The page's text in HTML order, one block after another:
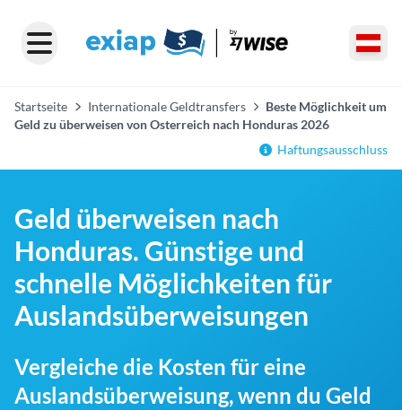
Startseite Internationale Geldtransfers
Beste Möglichkeit um
Geld zu überweisen von Osterreich nach Honduras 2026
Haftungsausschluss
Geld überweisen nach
Honduras. Günstige und
schnelle Möglichkeiten für
Auslandsüberweisungen
Vergleiche die Kosten für eine
Auslandsüberweisung, wenn du Geld